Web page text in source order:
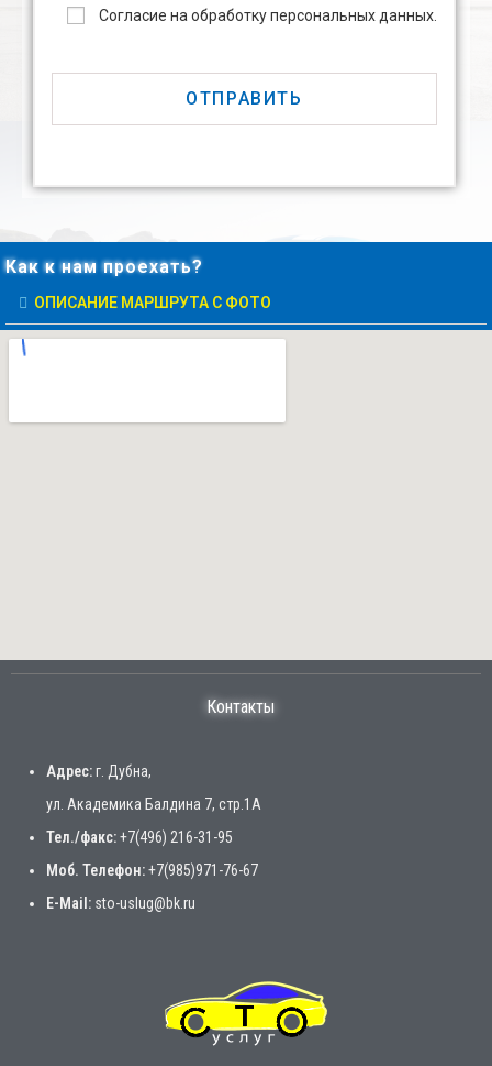
Согласие на обработку персональных данных.
Как к нам проехать?
ОПИСАНИЕ МАРШРУТА С ФОТО
Контакты
Адрес:г. Дубна,
ул. Академика Балдина 7, стр.1А
Тел./факс:+7(496) 216-31-95
Моб. Телефон:+7(985)971-76-67
E-Mail: sto-uslug@bk.ru